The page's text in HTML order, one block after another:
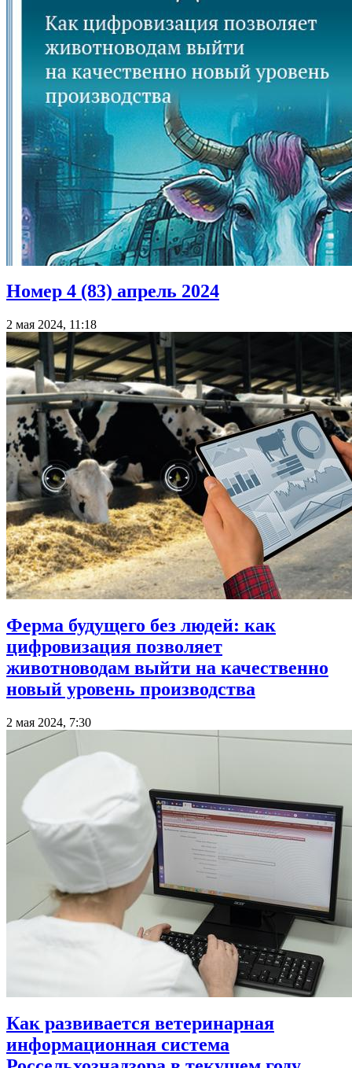
Номер 4 (83) апрель 2024
2 мая 2024, 11:18
Ферма будущего без людей: как
цифровизация позволяет
животноводам выйти на качественно
новый уровень производства
2 мая 2024, 7:30
Как развивается ветеринарная
информационная система